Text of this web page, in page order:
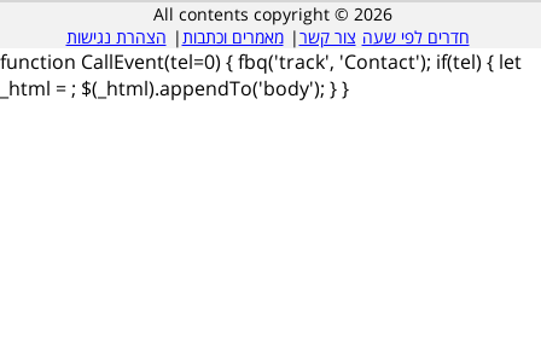
All contents copyright © 2026
חדרים לפי שעה צור קשר| מאמרים וכתבות| הצהרת נגישות
function CallEvent(tel=0) { fbq('track', 'Contact'); if(tel) { let
_html = ; $(_html).appendTo('body'); } }